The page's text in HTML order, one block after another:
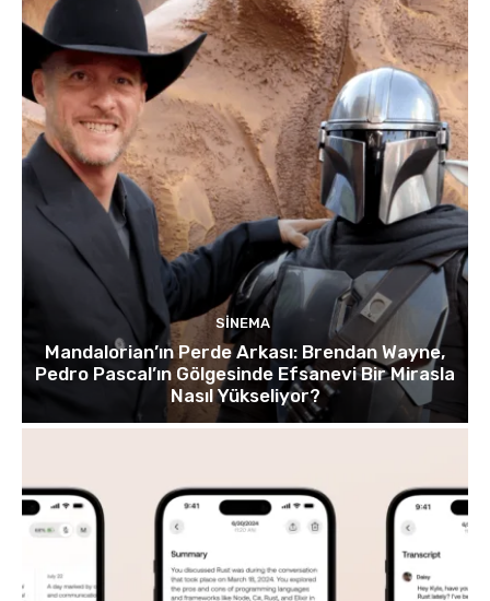
SINEMA
Mandalorian’ın Perde Arkası: Brendan Wayne,
Pedro Pascal’ın Gölgesinde Efsanevi Bir Mirasla
Nasıl Yükseliyor?